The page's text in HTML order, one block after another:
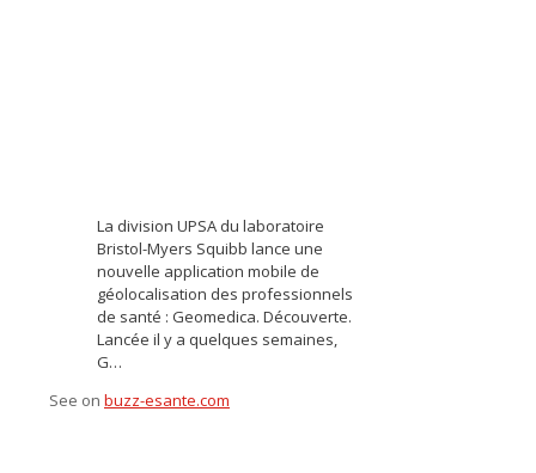
La division UPSA du laboratoire
Bristol-Myers Squibb lance une
nouvelle application mobile de
géolocalisation des professionnels
de santé : Geomedica. Découverte.
Lancée il y a quelques semaines,
G…
See on buzz-esante.com